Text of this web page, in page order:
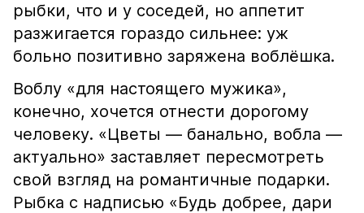
рыбки, что и у соседей, но аппетит
разжигается гораздо сильнее: уж
больно позитивно заряжена воблёшка.
Воблу «для настоящего мужика»,
конечно, хочется отнести дорогому
человеку. «Цветы — банально, вобла —
актуально» заставляет пересмотреть
свой взгляд на романтичные подарки.
Рыбка с надписью «Будь добрее, дари